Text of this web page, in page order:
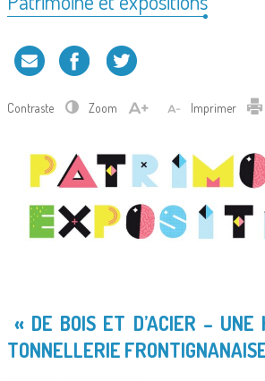
Contraste Zoom Imprimer
« DE BOIS ET D’ACIER – UNE
TONNELLERIE